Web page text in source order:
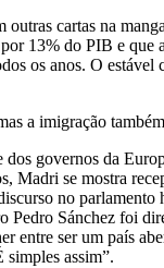
outras cartas na
13% do PIB e que
os anos. O estável
a imigração
governos da
Madri se mostra
no parlamento
Pedro Sánchez foi
entre ser um país
simples assim”.